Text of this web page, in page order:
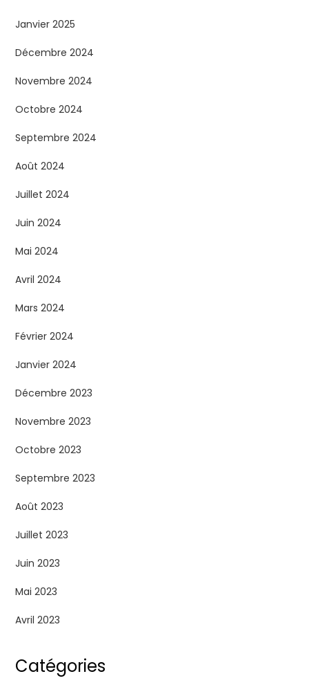
Janvier 2025
Décembre 2024
Novembre 2024
Octobre 2024
Septembre 2024
Août 2024
Juillet 2024
Juin 2024
Mai 2024
Avril 2024
Mars 2024
Février 2024
Janvier 2024
Décembre 2023
Novembre 2023
Octobre 2023
Septembre 2023
Août 2023
Juillet 2023
Juin 2023
Mai 2023
Avril 2023
Catégories